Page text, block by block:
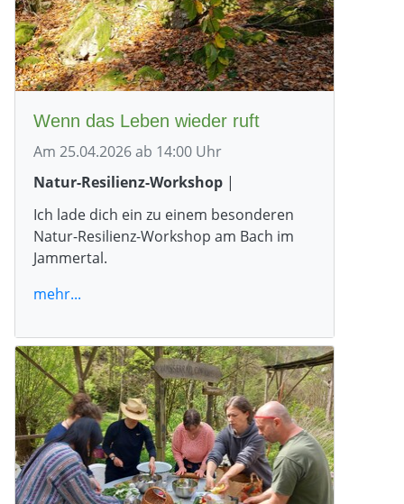
Wenn das Leben wieder ruft
Am 25.04.2026 ab 14:00 Uhr
Natur-Resilienz-Workshop |
Ich lade dich ein zu einem besonderen
Natur-Resilienz-Workshop am Bach im
Jammertal.
mehr...